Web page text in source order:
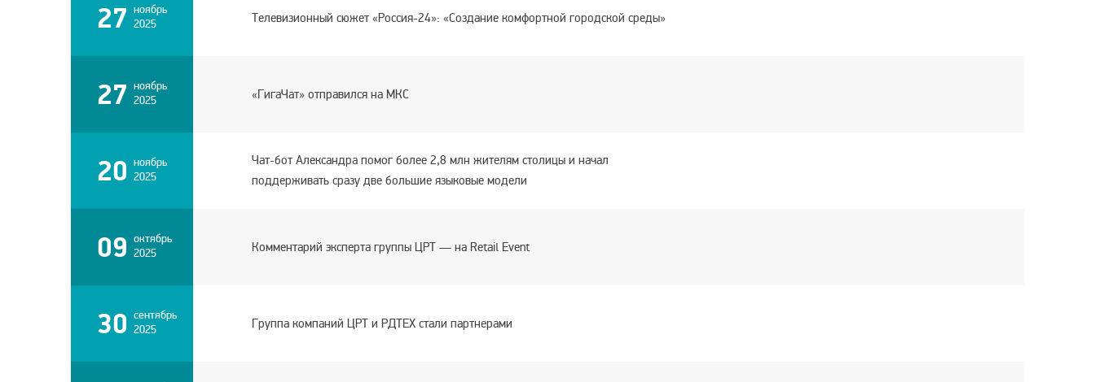
27 ноябрь
2025
Телевизионный сюжет «Россия-24»: «Создание комфортной городской среды»
27 ноябрь
2025
«ГигаЧат» отправился на МКС
20 ноябрь
2025
Чат-бот Александра помог более 2,8 млн жителям столицы и начал
поддерживать сразу две большие языковые модели
09 октябрь
2025
Комментарий эксперта группы ЦРТ — на Retail Event
30 сентябрь
2025
Группа компаний ЦРТ и РДТЕХ стали партнерами